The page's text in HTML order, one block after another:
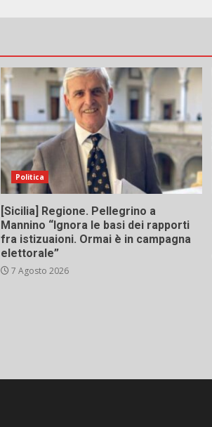
Politica
[Sicilia] Regione. Pellegrino a
Mannino “Ignora le basi dei rapporti
fra istizuaioni. Ormai è in campagna
elettorale”
7 Agosto 2026